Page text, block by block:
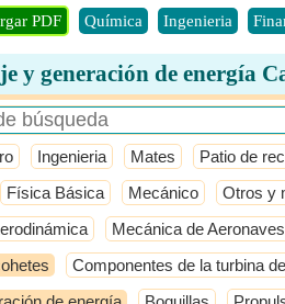
PDF Química Ingenieria
y generación de energía
Ingenieria Mates Patio de
Física Básica Mecánico Otros y
Mecánica de Aeronaves
Componentes de la turbina